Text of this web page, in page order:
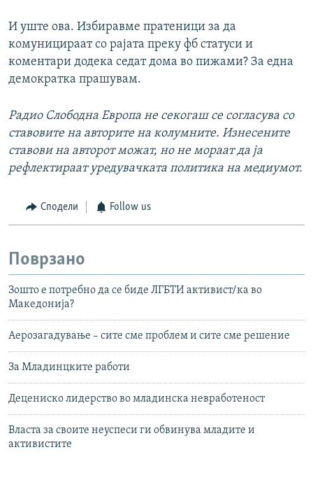
И уште ова. Избиравме пратеници за да
комуницираат со рајата преку фб статуси и
комeнтари додека седат дома во пижами? За една
демократка прашувам.
Радио Слободна Европа не секогаш се согласува со
ставовите на авторите на колумните. Изнесените
ставови на авторот можат, но не мораат да ја
рефлектираат уредувачката политика на медиумот.
Сподели Follow us
Поврзано
Зошто е потребно да се биде ЛГБТИ активист/ка во
Македонија?
Аерозагадување – сите сме проблем и сите сме решение
За Младинцките работи
Децениско лидерство во младинска невработеност
Власта за своите неуспеси ги обвинува младите и
активистите